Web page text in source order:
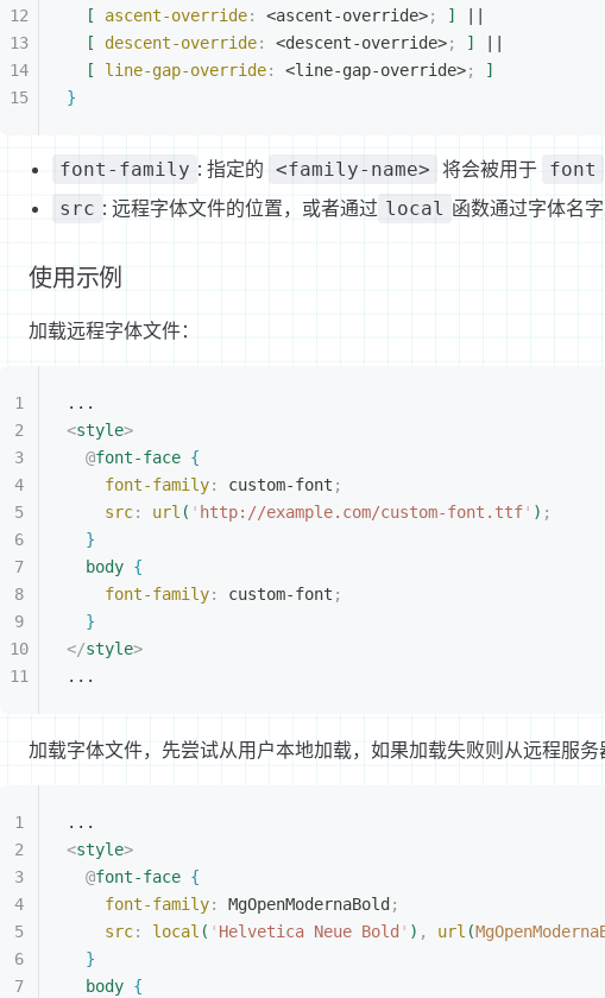
[
ascent-override: <ascent-override>; ]
[
descent-override: <descent-override>; ]
[
line-gap-override: <line-gap-override>;
]
}
font-family : 指定的 <family-name> 将会被用于 font
src : 远程字体文件的位置，或者通过 local 函数通过字体名
使用示例
加载远程字体文件：
...
<style>
@font-face {
font-family: custom-font ;
src: url ( ' http://example.com/custom-font.ttf' ) ;
}
body {
font-family: custom-font ;
}
</style>
...
加载字体文件，先尝试从用户本地加载，如果加载失败则从远程服务
...
<style>
@font-face {
font-family: MgOpenModernaBold ;
src: local ( ' Helvetica Neue Bold ' ) , url (
}
body {